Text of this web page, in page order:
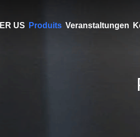
US Produits Veranstaltungen